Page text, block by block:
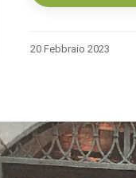
20 Febbraio 2023